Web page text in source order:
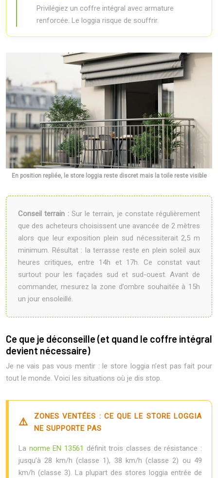
Privilégiez un coffre intégral avec armature
renforcée. Le loggia risque de souffrir.
En position repliée, le store loggia reste discret mais la toile reste visible
Conseil terrain :Sur le terrain, je constate régulièrement
que des acheteurs choisissent une avancée de 2 mètres
alors que leur exposition plein sud nécessiterait 2,5 m
minimum. Résultat : la terrasse reste en plein soleil aux
heures critiques, entre 14h et 17h. Ce constat vaut
surtout pour les façades sud et sud-ouest. Avant de
commander, mesurez la zone d’ombre souhaitée à 15h
un jour ensoleillé.
Ce que je déconseille (et quand le coffre intégral
devient nécessaire)
Je ne vais pas vous mentir : le store loggia n’est pas fait pour
tout le monde. Voici les situations où je dis stop.
ZONES VENTÉES : CE QUE LE STORE LOGGIA
NE SUPPORTE PAS
La norme EN 13561 définit trois classes de résistance :
jusqu’à 28 km/h (classe 1), 38 km/h (classe 2) ou 49
km/h (classe 3). La plupart des stores loggia entrée de